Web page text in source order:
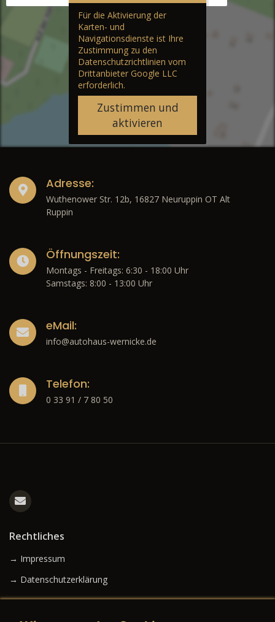
Für die Aktivierung der
Karten- und
Navigationsdienste ist Ihre
Zustimmung zu den
Datenschutzrichtlinien vom
Drittanbieter Google LLC
erforderlich.
Zustimmen und
aktivieren
Adresse:
Wuthenower Str. 12b, 16827 Neuruppin OT Alt
Ruppin
Öffnungszeit:
Montags - Freitags: 6:30 - 18:00 Uhr
Samstags: 8:00 - 13:00 Uhr
eMail:
info@autohaus-wernicke.de
Telefon:
0 33 91 / 7 80 50
Rechtliches
→ Impressum
→ Datenschutzerklärung